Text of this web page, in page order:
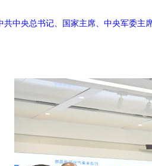
共中央总书记、国家主席、中央军委